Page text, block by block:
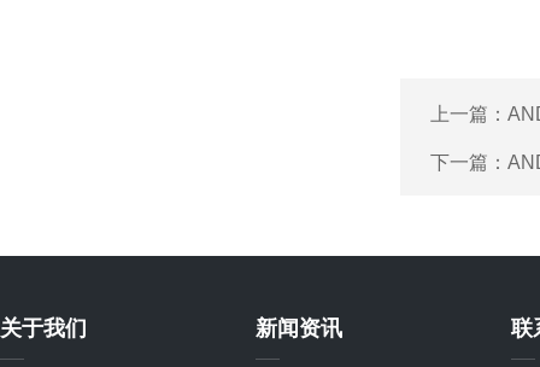
上一篇：
下一篇：
关于我们 新闻资讯 联